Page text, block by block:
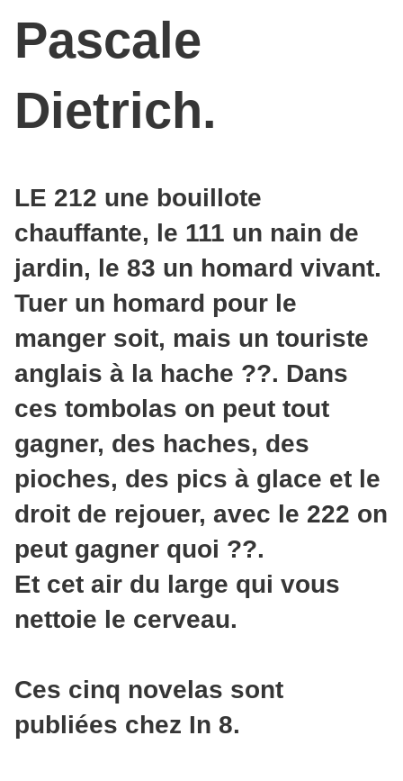
Pascale
Dietrich.
LE 212 une bouillote
chauffante, le 111 un nain de
jardin, le 83 un homard vivant.
Tuer un homard pour le
manger soit, mais un touriste
anglais à la hache ??. Dans
ces tombolas on peut tout
gagner, des haches, des
pioches, des pics à glace et le
droit de rejouer, avec le 222 on
peut gagner quoi ??.
Et cet air du large qui vous
nettoie le cerveau.
Ces cinq novelas sont
publiées chez In 8.